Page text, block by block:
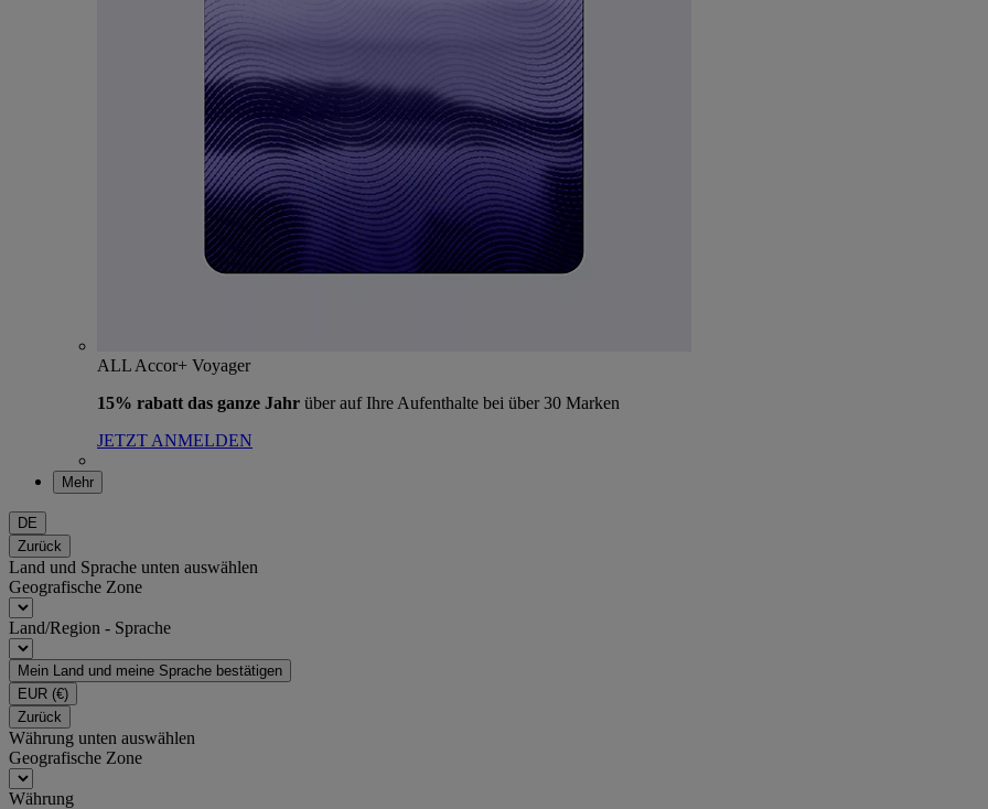
ALL Accor+ Voyager
15% rabatt das ganze Jahr über auf Ihre Aufenthalte bei über 30 Marken
JETZT ANMELDEN
Mehr
DE
Zurück
Land und Sprache unten auswählen
Geografische Zone
Land/Region - Sprache
Mein Land und meine Sprache bestätigen
EUR (€)
Zurück
Währung unten auswählen
Geografische Zone
Währung